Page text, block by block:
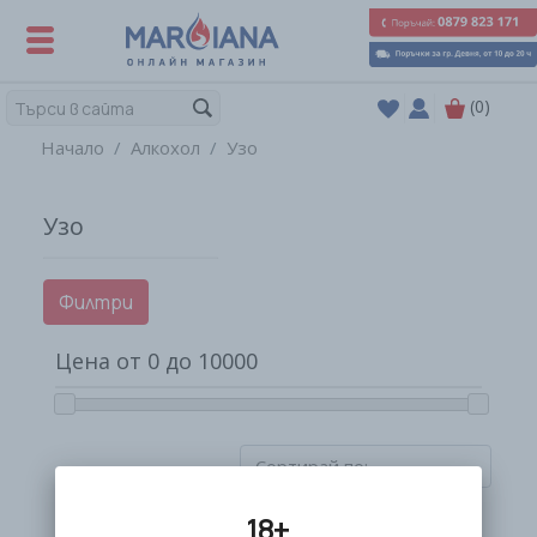
(0)
Начало Алкохол Узо
Узо
Филтри
Цена от 0 до 10000
18+